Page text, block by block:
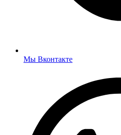
Мы Вконтакте